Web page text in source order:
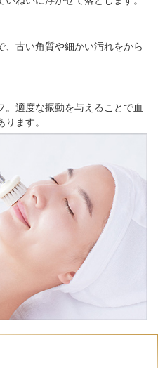
古い角質や細かい汚れをから
適度な振動を与えることで血
ます。